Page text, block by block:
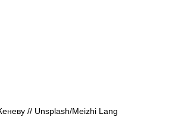
// Unsplash/Meizhi Lang